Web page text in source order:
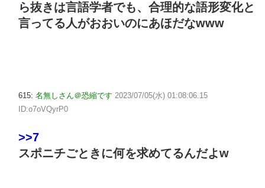
ら抜きは言語学者でも、合理的な語形変化と
言ってる人がおおいのにあほだなwww
615: 名無しさん＠恐縮です 2023/07/05(水) 01:08:06.15
ID:o7oVQyrP0
>>7
スポニチごときに何を求めてるんだよw